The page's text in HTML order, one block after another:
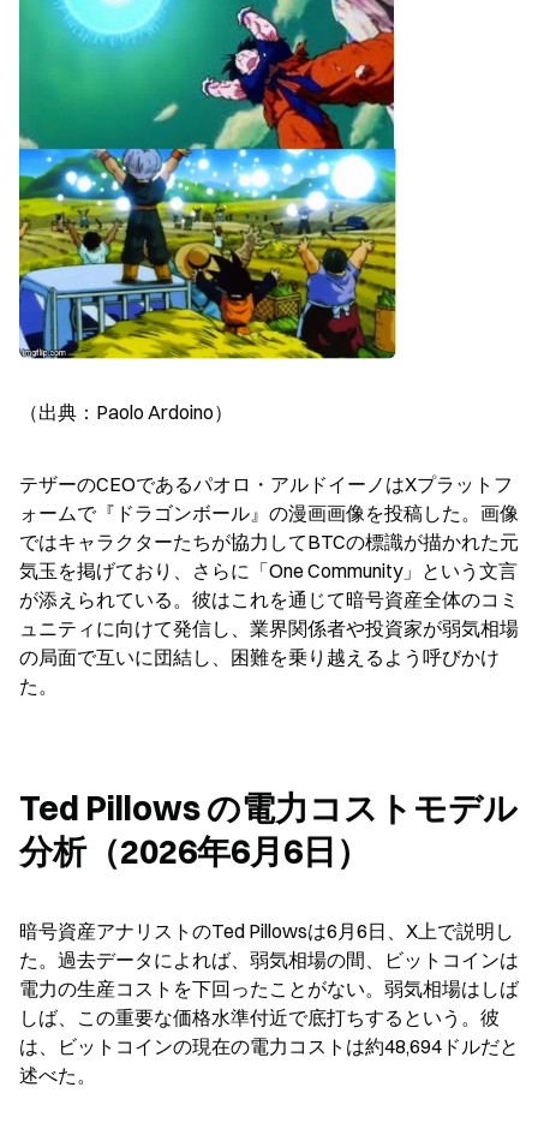
（出典：Paolo Ardoino）
テザーのCEOであるパオロ・アルドイーノはXプラットフ
ォームで『ドラゴンボール』の漫画画像を投稿した。画像
ではキャラクターたちが協力してBTCの標識が描かれた元
気玉を掲げており、さらに「One Community」という文言
が添えられている。彼はこれを通じて暗号資産全体のコミ
ュニティに向けて発信し、業界関係者や投資家が弱気相場
の局面で互いに団結し、困難を乗り越えるよう呼びかけ
た。
Ted Pillows の電力コストモデル
分析（2026年6月6日）
暗号資産アナリストのTed Pillowsは6月6日、X上で説明し
た。過去データによれば、弱気相場の間、ビットコインは
電力の生産コストを下回ったことがない。弱気相場はしば
しば、この重要な価格水準付近で底打ちするという。彼
は、ビットコインの現在の電力コストは約48,694ドルだと
述べた。